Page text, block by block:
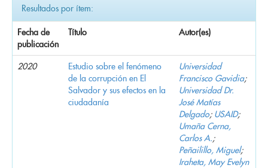
Resultados por ítem:
Fecha de
publicación
Título Autor(es)
2020
Estudio sobre el fenómeno
de la corrupción en El
Salvador y sus efectos en la
ciudadanía
Universidad
Francisco Gavidia;
Universidad Dr.
José Matías
Delgado; USAID;
Umaña Cerna,
Carlos A.;
Peñailillo, Miguel;
Iraheta, May Evelyn